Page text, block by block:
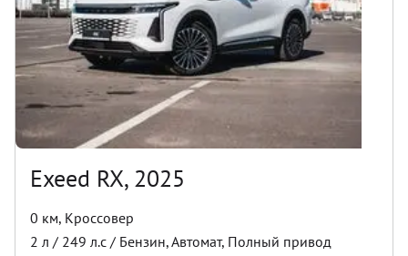
Exeed RX, 2025
0 км, Кроссовер
2 л / 249 л.с / Бензин,Автомат, Полный привод